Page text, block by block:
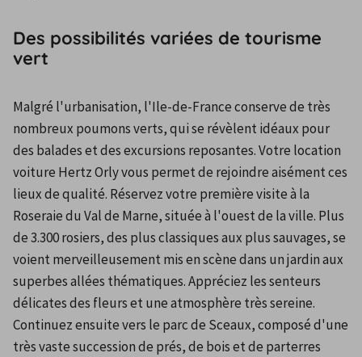
Des possibilités variées de tourisme
vert
Malgré l'urbanisation, l'Ile-de-France conserve de très
nombreux poumons verts, qui se révèlent idéaux pour
des balades et des excursions reposantes. Votre location
voiture Hertz Orly vous permet de rejoindre aisément ces
lieux de qualité. Réservez votre première visite à la
Roseraie du Val de Marne, située à l'ouest de la ville. Plus
de 3.300 rosiers, des plus classiques aux plus sauvages, se
voient merveilleusement mis en scène dans un jardin aux
superbes allées thématiques. Appréciez les senteurs
délicates des fleurs et une atmosphère très sereine.
Continuez ensuite vers le parc de Sceaux, composé d'une
très vaste succession de prés, de bois et de parterres